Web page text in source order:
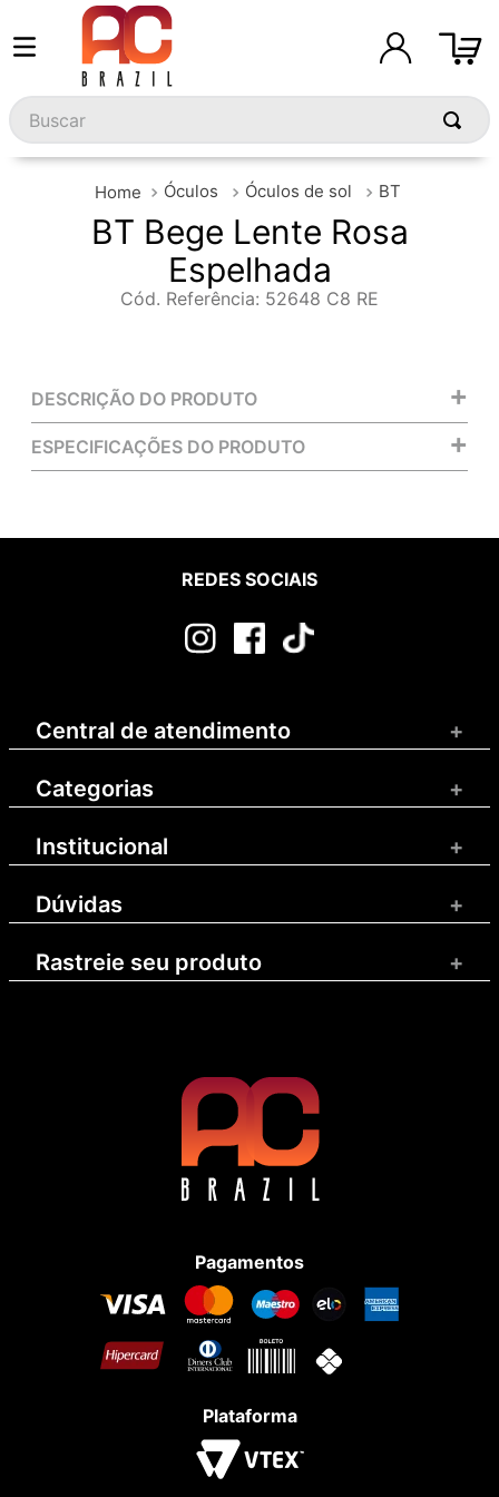
Buscar
Óculos Óculos de sol BT
BT Bege Lente Rosa
Espelhada
Cód. Referência: 52648 C8 RE
DESCRIÇÃO DO PRODUTO +
ESPECIFICAÇÕES DO PRODUTO +
REDES SOCIAIS
Central de atendimento +
Categorias +
Institucional +
Dúvidas +
Rastreie seu produto +
Pagamentos
Plataforma